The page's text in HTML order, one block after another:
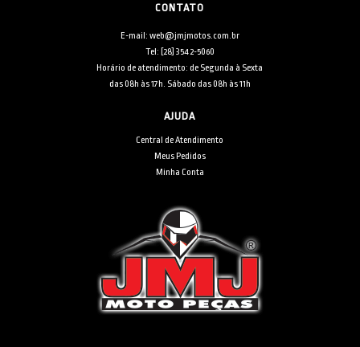
CONTATO
E-mail: web@jmjmotos.com.br
Tel: [28] 3542-5060
Horário de atendimento: de Segunda à Sexta
das 08h às 17h. Sábado das 08h às 11h
AJUDA
Central de Atendimento
Meus Pedidos
Minha Conta